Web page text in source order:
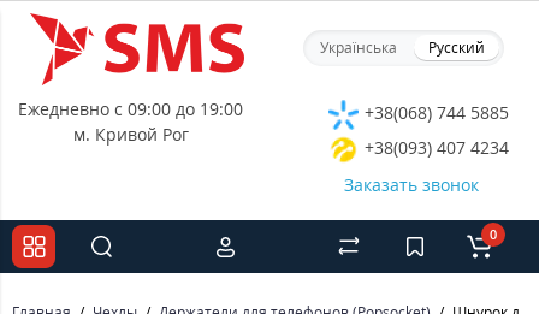
Українська Русский
Ежедневно с 09:00 до 19:00
м. Кривой Рог
+38(068) 744 5885
+38(093) 407 4234
Заказать звонок
0